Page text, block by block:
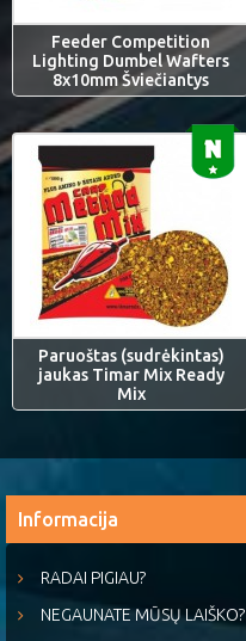
Feeder Competition
Lighting Dumbel Wafters
8x10mm Šviečiantys
Paruoštas (sudrėkintas)
jaukas Timar Mix Ready
Mix
Informacija
RADAI PIGIAU?
NEGAUNATE MŪSŲ LAIŠKO?